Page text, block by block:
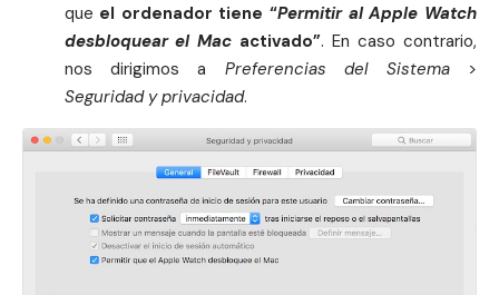
que el ordenador tiene “Permitir al Apple Watch
desbloquear el Mac activado”. En caso contrario,
nos dirigimos a Preferencias del Sistema>
Seguridad y privacidad.